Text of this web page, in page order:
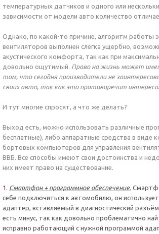
температурных датчиков и одного или
зависимости от модели авто количество
Однако, по какой-то причине, алгоритм работы
вентиляторов выполнен слегка ущербно,
акустического комфорта, так как при
довольно ощутимый. Право на жизнь может
том, что сегодня производители не
своих авто, так как это противоречит
И тут многие спросят, а что же делать?
Выход есть, можно использовать различные
бесплатные), либо аппаратные средства в виде
бортовых компьютеров для управления
ВВБ. Все способы имеют свои достоинства и
них имеет право на существование.
Смартфон + программное обеспечение.
себе подключиться к автомобилю, он
адаптер, вставляемый в диагностический
есть минус, так как довольно проблематично
исправно работающий с нужной программой